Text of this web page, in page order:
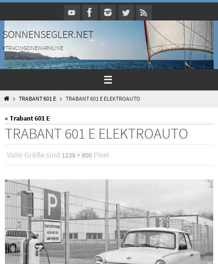
Inhalt
springen
SONNENSEGLER.NET
#TRACINGONEWARMLINE
HOMETRABANT 601 E TRABANT 601 E ELEKTROAUTO
« Trabant 601 E
TRABANT 601 E ELEKTROAUTO
Volle Größe sind 1238 × 800 Pixel